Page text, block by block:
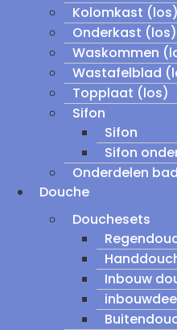
Kolomkast (los)
Onderkast (los)
Waskommen
Wastafelblad
Topplaat (los)
Sifon
Sifon
Sifon
Onderdelen
Douche
Douchesets
Inbouw